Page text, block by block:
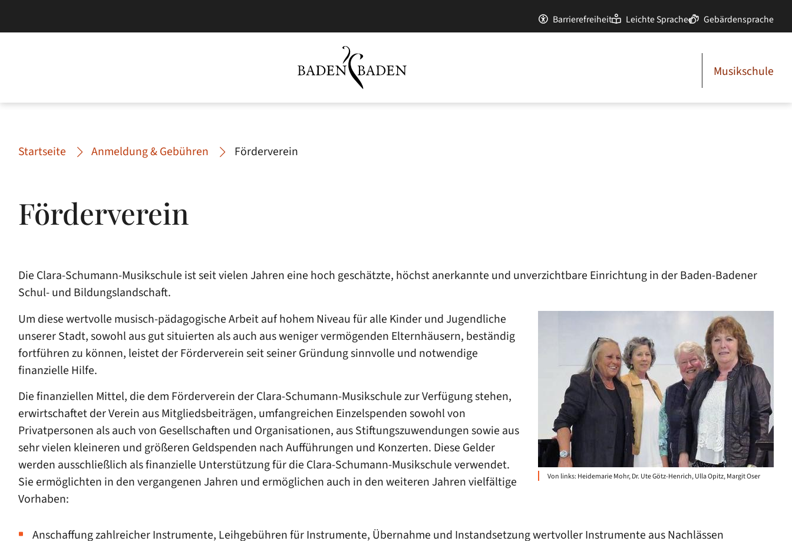
Barrierefreiheit Leichte Sprache Gebärdensprache
Musikschule
Startseite Anmeldung & Gebühren Förderverein
Förderverein
Die Clara-Schumann-Musikschule ist seit vielen Jahren eine hoch geschätzte, höchst anerkannte und unverzichtbare Einrichtung in der Baden-Badener
Schul- und Bildungslandschaft.
Von links: Heidemarie Mohr, Dr. Ute Götz-Henrich, Ulla Opitz, Margit Oser
Um diese wertvolle musisch-pädagogische Arbeit auf hohem Niveau für alle Kinder und Jugendliche
unserer Stadt, sowohl aus gut situierten als auch aus weniger vermögenden Elternhäusern, beständig
fortführen zu können, leistet der Förderverein seit seiner Gründung sinnvolle und notwendige
finanzielle Hilfe.
Die finanziellen Mittel, die dem Förderverein der Clara-Schumann-Musikschule zur Verfügung stehen,
erwirtschaftet der Verein aus Mitgliedsbeiträgen, umfangreichen Einzelspenden sowohl von
Privatpersonen als auch von Gesellschaften und Organisationen, aus Stiftungszuwendungen sowie aus
sehr vielen kleineren und größeren Geldspenden nach Aufführungen und Konzerten. Diese Gelder
werden ausschließlich als finanzielle Unterstützung für die Clara-Schumann-Musikschule verwendet.
Sie ermöglichten in den vergangenen Jahren und ermöglichen auch in den weiteren Jahren vielfältige
Vorhaben:
Anschaffung zahlreicher Instrumente, Leihgebühren für Instrumente, Übernahme und Instandsetzung wertvoller Instrumente aus Nachlässen